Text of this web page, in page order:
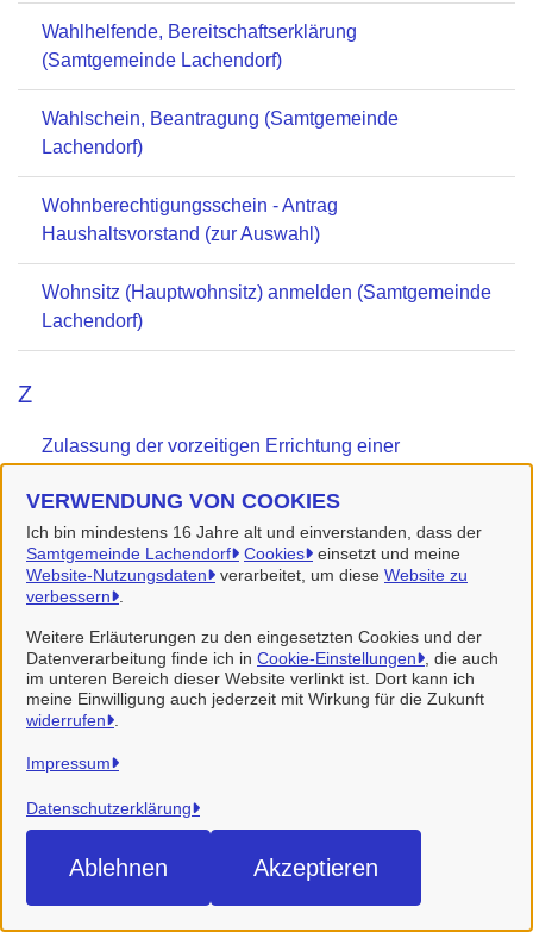
VERWENDUNG VON COOKIES
Ich bin mindestens 16 Jahre alt und einverstanden, dass der
Samtgemeinde Lachendorf
Cookies
einsetzt und meine
Website-Nutzungsdaten
verarbeitet, um diese Website zu
verbessern
Weitere Erläuterungen zu den eingesetzten Cookies und der
Datenverarbeitung finde ich in Cookie-Einstellungen
, die auch
im unteren Bereich dieser Website verlinkt ist. Dort kann ich
meine Einwilligung auch jederzeit mit Wirkung für die Zukunft
widerrufen
Impressum
Datenschutzerklärung
Ablehnen Akzeptieren
Wahlhelfende, Bereitschaftserklärung
(Samtgemeinde Lachendorf)
Wahlschein, Beantragung (Samtgemeinde
Lachendorf)
Wohnberechtigungsschein - Antrag
Haushaltsvorstand (zur Auswahl)
Wohnsitz (Hauptwohnsitz) anmelden (Samtgemeinde
Lachendorf)
Z
Zulassung der vorzeitigen Errichtung einer
(Landkreis Celle)
Samtgemeinde Lachendorf
Alle Rechte vorbehalten
Datenschutzerklärung
Impressum
Cookie-Einstellungen